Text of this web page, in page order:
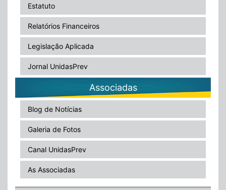
Estatuto
Relatórios Financeiros
Legislação Aplicada
Jornal UnidasPrev
Associadas
Blog de Notícias
Galeria de Fotos
Canal UnidasPrev
As Associadas